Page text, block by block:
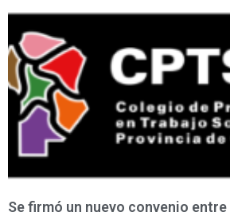
Se firmó un nuevo convenio entre